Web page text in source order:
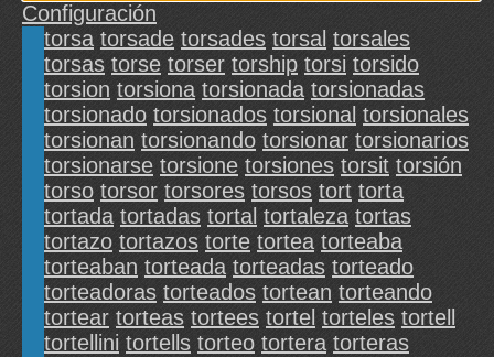
Configuración
torsa torsade torsades torsal torsales
torsas torse torser torship torsi torsido
torsion torsiona torsionada torsionadas
torsionado torsionados torsional torsionales
torsionan torsionando torsionar torsionarios
torsionarse torsione torsiones torsit torsión
torso torsor torsores torsos tort torta
tortada tortadas tortal tortaleza tortas
tortazo tortazos torte tortea torteaba
torteaban torteada torteadas torteado
torteadoras torteados tortean torteando
tortear torteas tortees tortel torteles tortell
tortellini tortells torteo tortera torteras